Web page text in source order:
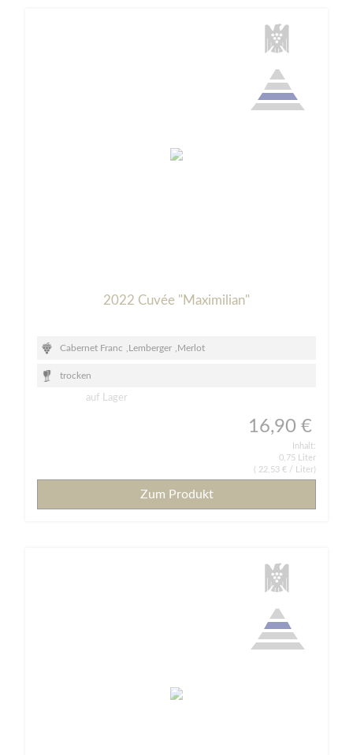
2022 Cuvée "Maximilian"
Cabernet Franc Lemberger Merlot
trocken
auf Lager
16,90 €
Inhalt:
0,75 Liter
22,53 € / Liter)
Zum Produkt